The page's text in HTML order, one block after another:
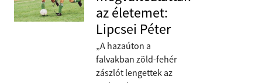
az életemet:
Lipcsei Péter
„A hazaúton a
falvakban zöld-fehér
zászlót lengettek az